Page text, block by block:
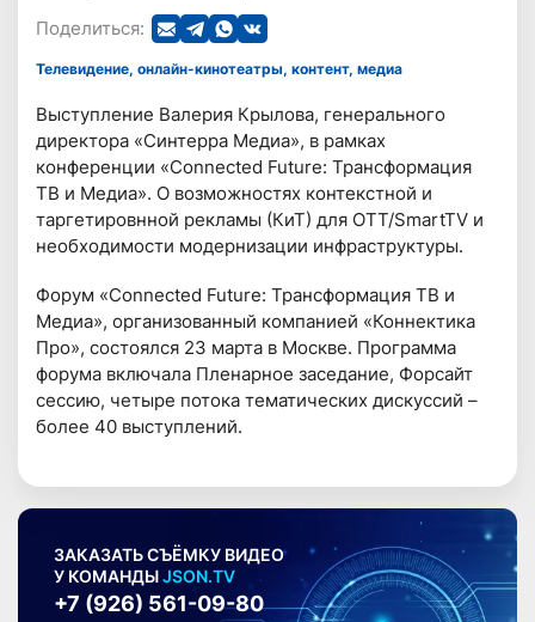
Поделиться:
Телевидение, онлайн-кинотеатры, контент, медиа
Выступление Валерия Крылова, генерального
директора «Синтерра Медиа», в рамках
конференции «Connected Future: Трансформация
ТВ и Медиа». О возможностях контекстной и
таргетировнной рекламы (КиТ) для ОТТ/SmartTV и
необходимости модернизации инфраструктуры.
Форум «Connected Future: Трансформация ТВ и
Медиа», организованный компанией «Коннектика
Про», состоялся 23 марта в Москве. Программа
форума включала Пленарное заседание, Форсайт
сессию, четыре потока тематических дискуссий –
более 40 выступлений.
ЗАКАЗАТЬ СЪЁМКУ ВИДЕО
У КОМАНДЫJSON.TV
+7 (926) 561-09-80